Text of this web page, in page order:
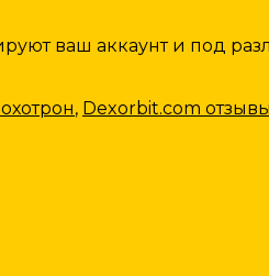
ваш аккаунт и под
, Dexorbit.com отзывы